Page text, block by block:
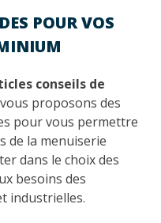
POUR VOS
conseils de
proposons des
pour vous permettre
de la menuiserie
dans le choix des
besoins des
industrielles.